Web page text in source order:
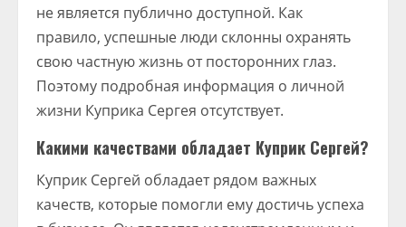
не является публично доступной. Как
правило, успешные люди склонны охранять
свою частную жизнь от посторонних глаз.
Поэтому подробная информация о личной
жизни Куприка Сергея отсутствует.
Какими качествами обладает Куприк Сергей?
Куприк Сергей обладает рядом важных
качеств, которые помогли ему достичь успеха